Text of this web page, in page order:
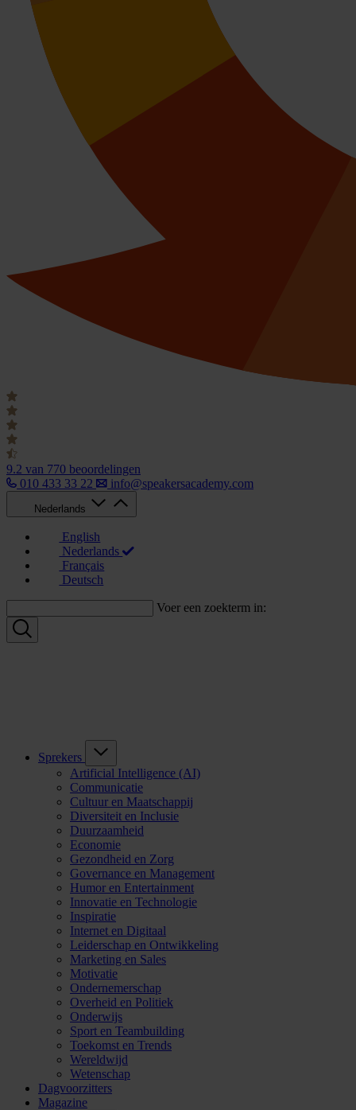
9.2 van 770 beoordelingen
010 433 33 22
info@speakersacademy.com
Nederlands
English
Nederlands
Français
Deutsch
Voer een zoekterm in:
Sprekers
Artificial Intelligence (AI)
Communicatie
Cultuur en Maatschappij
Diversiteit en Inclusie
Duurzaamheid
Economie
Gezondheid en Zorg
Governance en Management
Humor en Entertainment
Innovatie en Technologie
Inspiratie
Internet en Digitaal
Leiderschap en Ontwikkeling
Marketing en Sales
Motivatie
Ondernemerschap
Overheid en Politiek
Onderwijs
Sport en Teambuilding
Toekomst en Trends
Wereldwijd
Wetenschap
Dagvoorzitters
Magazine